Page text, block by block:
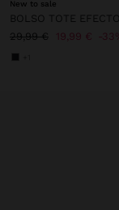
New to sale
29,99 €
19,99 € 33%